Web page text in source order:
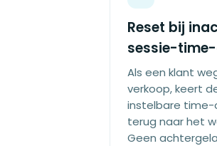
Reset bij
sessie-
Als een klant
verkoop, keert
instelbare
terug naar het
Geen